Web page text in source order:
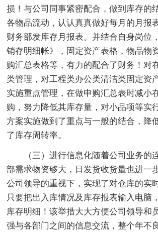
损！与公司同事紧密配合，做到库存的
各物品流动，认认真真做好每月的月报
财务部发库存月报表。并结合自身岗位
销存明细帐》，固定资产表格，物品物
购汇总表格等，有力的配合了财务！对
类管理，对工程类办公类清洁类固定资
实施重点管理，在做申购汇总表时减小
购，努力降低其库存量，对小品项等实
方案实施做到了重点与一般的结合，降
了库存周转率。
（三）进行信息化随着公司业务的
部需求物资够大，日发货收货量也进一
公司领导的重视下，实现了对仓库的实
只要把出入库情况及库存报表输入电脑
库存明细！该举措大大方便公司领导和
强与各部门之间的信息交流，整个年不